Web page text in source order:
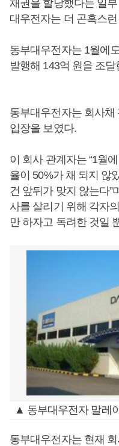
채권을 할당했다는 일
대우전자는 더 곤혹스
동부대우전자는 1월에
발행해 143억 원을 조달
동부대우전자는 회사
입장을 보였다.
이 회사 관계자는 “1월
율이 50%가 채 되지 않
건 앞뒤가 맞지 않는다”
사를 살리기 위해 각자
만 하자고 독려한 것일
▲ 동부대우전자 말레
동부대우전자는 현재